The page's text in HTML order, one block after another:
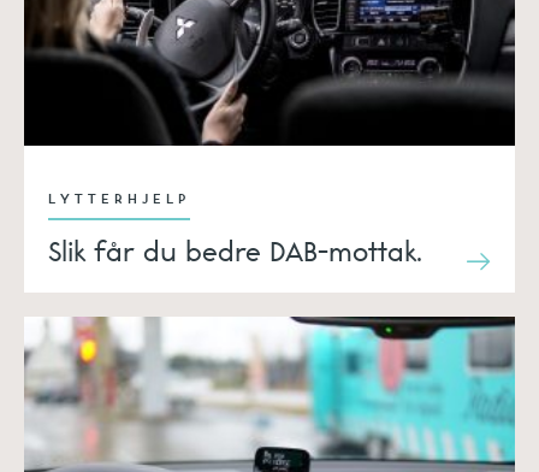
LYTTERHJELP
Slik får du bedre DAB-mottak.